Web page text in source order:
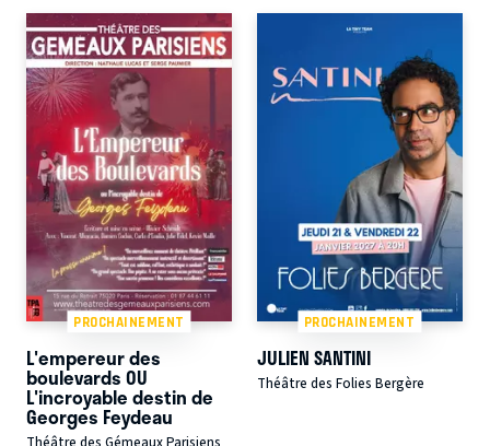
PROCHAINEMENT
L'empereur des
boulevards OU
L'incroyable destin de
Georges Feydeau
PROCHAINEMENT
JULIEN SANTINI
Théâtre des Folies Bergère